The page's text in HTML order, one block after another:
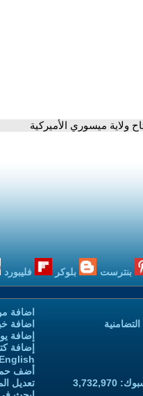
ولاية ميسوري الأميركية
بنترست بلوكر فليبورد
اضافة
اضافة
إضافة
إضافة
أضف
تعديل